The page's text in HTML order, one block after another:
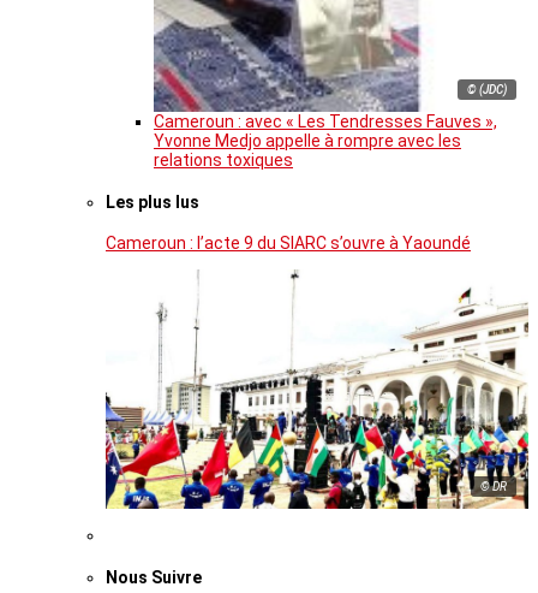
© (JDC)
Cameroun : avec « Les Tendresses Fauves »,
Yvonne Medjo appelle à rompre avec les
relations toxiques
Les plus lus
Cameroun : l’acte 9 du SIARC s’ouvre à Yaoundé
© DR
Nous Suivre